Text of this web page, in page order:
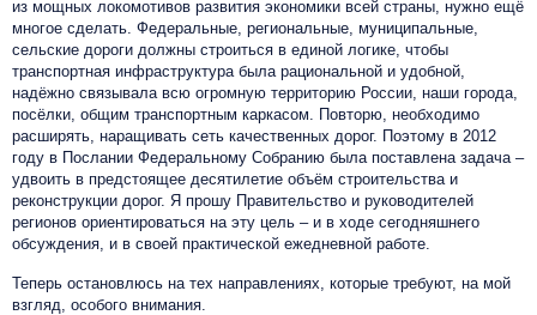
из мощных локомотивов развития экономики всей страны, нужно ещё
многое сделать. Федеральные, региональные, муниципальные,
сельские дороги должны строиться в единой логике, чтобы
транспортная инфраструктура была рациональной и удобной,
надёжно связывала всю огромную территорию России, наши города,
посёлки, общим транспортным каркасом. Повторю, необходимо
расширять, наращивать сеть качественных дорог. Поэтому в 2012
году в Послании Федеральному Собранию была поставлена задача –
удвоить в предстоящее десятилетие объём строительства и
реконструкции дорог. Я прошу Правительство и руководителей
регионов ориентироваться на эту цель – и в ходе сегодняшнего
обсуждения, и в своей практической ежедневной работе.
Теперь остановлюсь на тех направлениях, которые требуют, на мой
взгляд, особого внимания.